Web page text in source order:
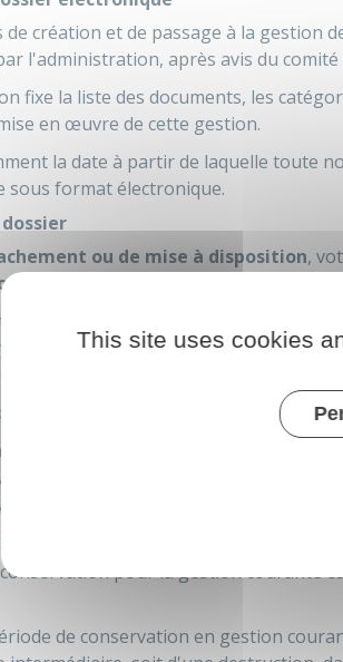
de création et de passage à la gestion
l'administration, après avis du comité
fixe la liste des documents, les
en œuvre de cette gestion.
la date à partir de laquelle toute
sous format électronique.
ou de mise à disposition,
d'origine.
d'accueil transmet à votre
la période de détachement ou de mise
à votre
administration
par une autre administration.
d'accueil ne gère pas les
administration d'origine créé une
dossier électronique est par la suite
du dossier
pour la gestion courante
de conservation en gestion
This site uses cookies